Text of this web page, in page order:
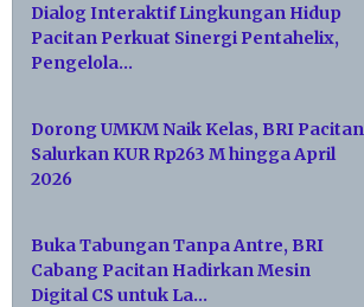
Dialog Interaktif Lingkungan Hidup
Pacitan Perkuat Sinergi Pentahelix,
Pengelola…
Dorong UMKM Naik Kelas, BRI Pacitan
Salurkan KUR Rp263 M hingga April
2026
Buka Tabungan Tanpa Antre, BRI
Cabang Pacitan Hadirkan Mesin
Digital CS untuk La…